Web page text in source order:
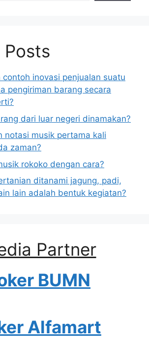
Posts
contoh inovasi penjualan suatu
pengiriman barang secara
dari luar negeri dinamakan?
notasi musik pertama kali
zaman?
rokoko dengan cara?
ditanami jagung, padi,
lain adalah bentuk kegiatan?
Partner
BUMN
Alfamart